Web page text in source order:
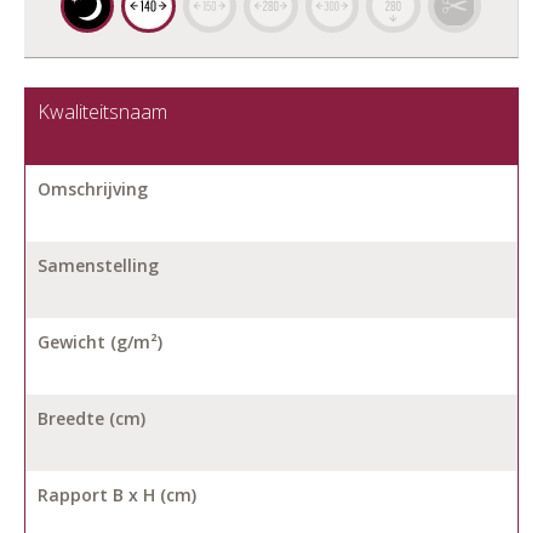
Kwaliteitsnaam
Omschrijving
Samenstelling
Gewicht (g/m²)
Breedte (cm)
Rapport B x H (cm)